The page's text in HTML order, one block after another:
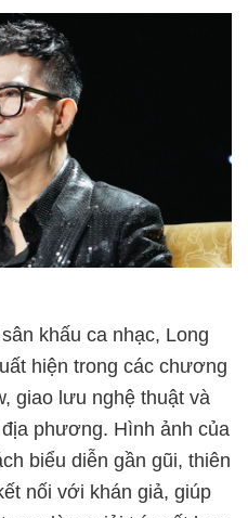
khấu ca nhạc, Long
hiện trong các chương
giao lưu nghệ thuật và
phương. Hình ảnh của
biểu diễn gần gũi, thiên
nối với khán giả, giúp